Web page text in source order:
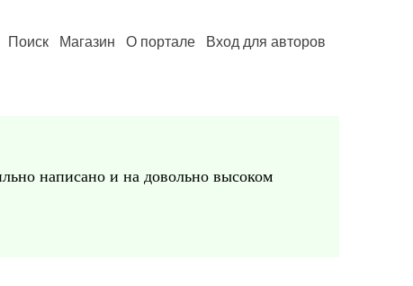
Поиск Магазин О портале Вход для авторов
написано и на довольно высоком